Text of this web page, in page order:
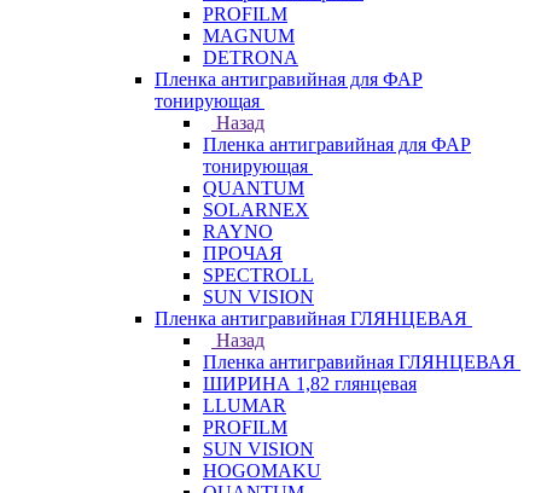
PROFILM
MAGNUM
DETRONA
Пленка антигравийная для ФАР
тонирующая
Назад
Пленка антигравийная для ФАР
тонирующая
QUANTUM
SOLARNEX
RAYNO
ПРОЧАЯ
SPECTROLL
SUN VISION
Пленка антигравийная ГЛЯНЦЕВАЯ
Назад
Пленка антигравийная ГЛЯНЦЕВАЯ
ШИРИНА 1,82 глянцевая
LLUMAR
PROFILM
SUN VISION
HOGOMAKU